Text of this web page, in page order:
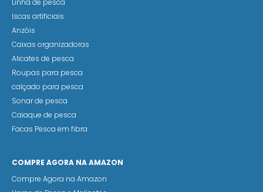
Linha de pesca
Iscas artificiais
Anzóis
Caixas organizadoras
Alicates de pesca
Roupas para pesca
calçado para pesca
Sonar de pesca
Caiaque de pesca
Facas Pesca em fibra
COMPRE AGORA NA AMAZON
Compre Agora na Amazon